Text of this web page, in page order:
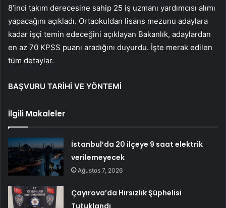
8’inci takım derecesine sahip 25 iş uzmanı yardımcısı alımı
yapacağını açıkladı. Ortaokuldan lisans mezunu adaylara
kadar işçi temin edeceğini açıklayan Bakanlık, adaylardan
en az 70 KPSS puanı aradığını duyurdu. İşte merak edilen
tüm detaylar.
BAŞVURU TARİHİ VE YÖNTEMİ
İlgili Makaleler
İstanbul’da 20 ilçeye 9 saat elektrik
verilemeyecek
Ağustos 7, 2026
Çayırova’da Hırsızlık Şüphelisi
Tutuklandı